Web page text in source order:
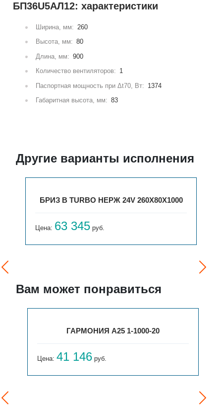
БП36U5АЛ12: характеристики
Ширина, мм: 260
Высота, мм: 80
Длина, мм: 900
Количество вентиляторов: 1
Паспортная мощность при Δt70, Вт: 1374
Габаритная высота, мм: 83
Другие варианты исполнения
БРИЗ В TURBO НЕРЖ 24V 260Х80Х1000
Цена: 63 345 руб.
Вам может понравиться
ГАРМОНИЯ А25 1-1000-20
Цена: 41 146руб.